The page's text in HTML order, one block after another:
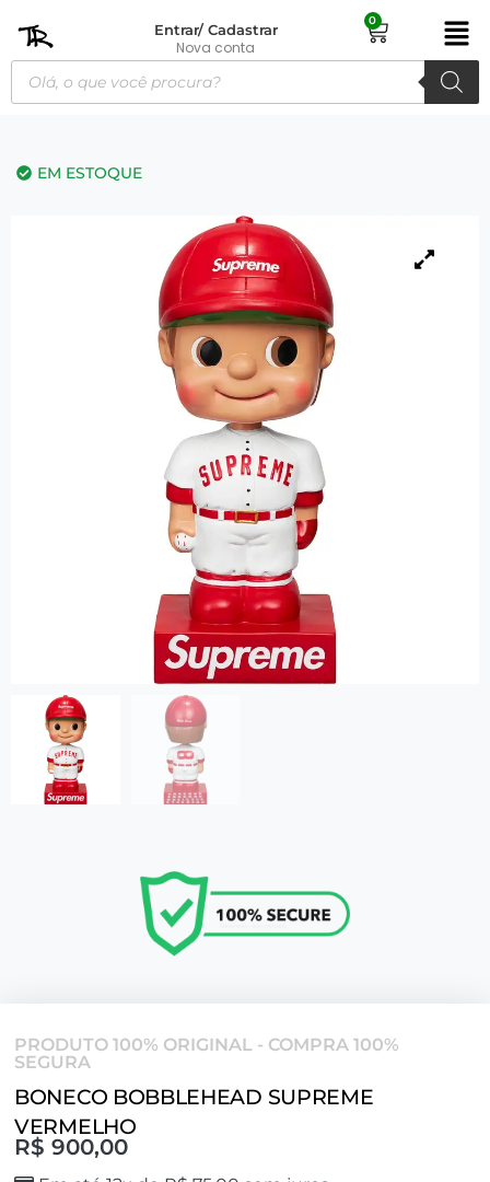
Entrar/ Cadastrar
Nova conta
0
EM ESTOQUE
PRODUTO 100% ORIGINAL - COMPRA 100%
SEGURA
BONECO BOBBLEHEAD SUPREME
VERMELHO
R$ 900,00